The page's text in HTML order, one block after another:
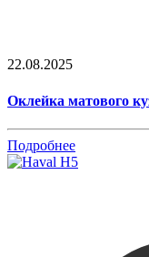
22.08.2025
Оклейка матового
Подробнее